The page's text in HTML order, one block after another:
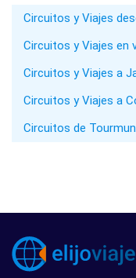
Circuitos y Viajes
Circuitos y Viajes en
Circuitos y Viajes a
Circuitos y Viajes a
Circuitos de